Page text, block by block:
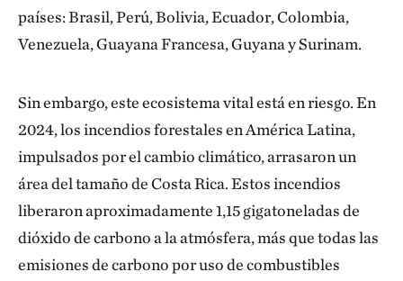
países: Brasil, Perú, Bolivia, Ecuador, Colombia,
Venezuela, Guayana Francesa, Guyana y Surinam.
Sin embargo, este ecosistema vital está en riesgo. En
2024, los incendios forestales en América Latina,
impulsados por el cambio climático, arrasaron un
área del tamaño de Costa Rica. Estos incendios
liberaron aproximadamente 1,15 gigatoneladas de
dióxido de carbono a la atmósfera, más que todas las
emisiones de carbono por uso de combustibles